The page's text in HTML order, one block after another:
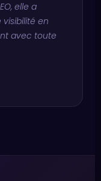
elle a
en
avec toute